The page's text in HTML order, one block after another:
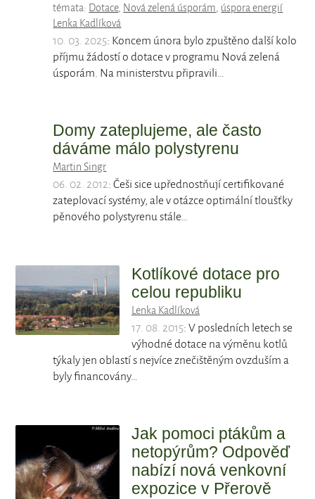
témata: Dotace, Nová zelená úsporám, úspora energií
Lenka Kadlíková
10. 03. 2025: Koncem února bylo zpuštěno další kolo
příjmu žádostí o dotace v programu Nová zelená
úsporám. Na ministerstvu připravili…
Domy zateplujeme, ale často
dáváme málo polystyrenu
Martin Singr
06. 02. 2012: Češi sice upřednostňují certifikované
zateplovací systémy, ale v otázce optimální tloušťky
pěnového polystyrenu stále…
Kotlíkové dotace pro
celou republiku
Lenka Kadlíková
17. 08. 2015: V posledních letech se
výhodné dotace na výměnu kotlů
týkaly jen oblastí s nejvíce znečištěným ovzduším a
byly financovány…
Jak pomoci ptákům a
netopýrům? Odpověď
nabízí nová venkovní
expozice v Přerově